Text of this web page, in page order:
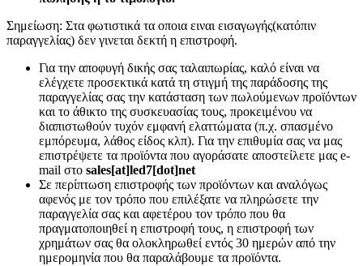
Σημείωση: Στα φωτιστικά τα οποια ειναι εισαγωγής(κατόπιν
παραγγελίας) δεν γινεται δεκτή η επιστροφή.
Για την αποφυγή δικής σας ταλαιπωρίας, καλό είναι να
ελέγχετε προσεκτικά κατά τη στιγμή της παράδοσης της
παραγγελίας σας την κατάσταση των πωλούμενων προϊόντων
και το άθικτο της συσκευασίας τους, προκειμένου να
διαπιστωθούν τυχόν εμφανή ελαττώματα (π.χ. σπασμένο
εμπόρευμα, λάθος είδος κλπ). Για την επιθυμία σας να μας
επιστρέψετε τα προϊόντα που αγοράσατε αποστείλετε μας e-
mail στο sales[at]led7[dot]net
Σε περίπτωση επιστροφής των προϊόντων και αναλόγως
αφενός με τον τρόπο που επιλέξατε να πληρώσετε την
παραγγελία σας και αφετέρου τον τρόπο που θα
πραγματοποιηθεί η επιστροφή τους, η επιστροφή των
χρημάτων σας θα ολοκληρωθεί εντός 30 ημερών από την
ημερομηνία που θα παραλάβουμε τα προϊόντα.